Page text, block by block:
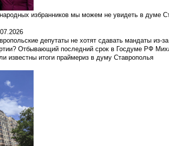
избранников мы можем не увидеть в думе
депутаты не хотят сдавать мандаты из-
Отбывающий последний срок в Госдуме РФ
известны итоги праймериз в думу Ставрополья